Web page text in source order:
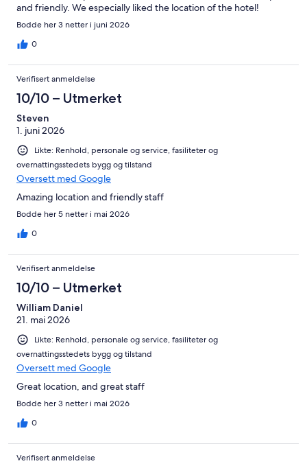
and friendly. We especially liked the location of the hotel!
Bodde her 3 netter i juni 2026
0
Verifisert anmeldelse
10/10 – Utmerket
Steven
1. juni 2026
Likte: Renhold, personale og service, fasiliteter og
overnattingsstedets bygg og tilstand
Oversett med Google
Amazing location and friendly staff
Bodde her 5 netter i mai 2026
0
Verifisert anmeldelse
10/10 – Utmerket
William Daniel
21. mai 2026
Likte: Renhold, personale og service, fasiliteter og
overnattingsstedets bygg og tilstand
Oversett med Google
Great location, and great staff
Bodde her 3 netter i mai 2026
0
Verifisert anmeldelse